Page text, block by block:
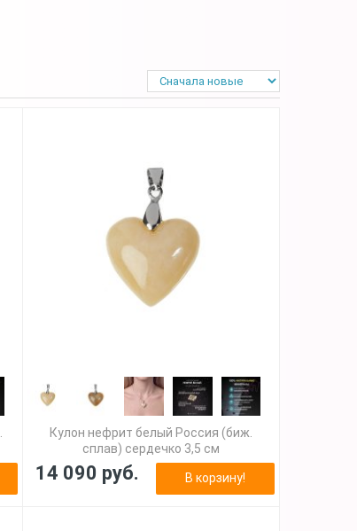
Кулон нефрит белый Россия (биж.
сплав) сердечко 3,5 см
14 090 руб. В корзину!